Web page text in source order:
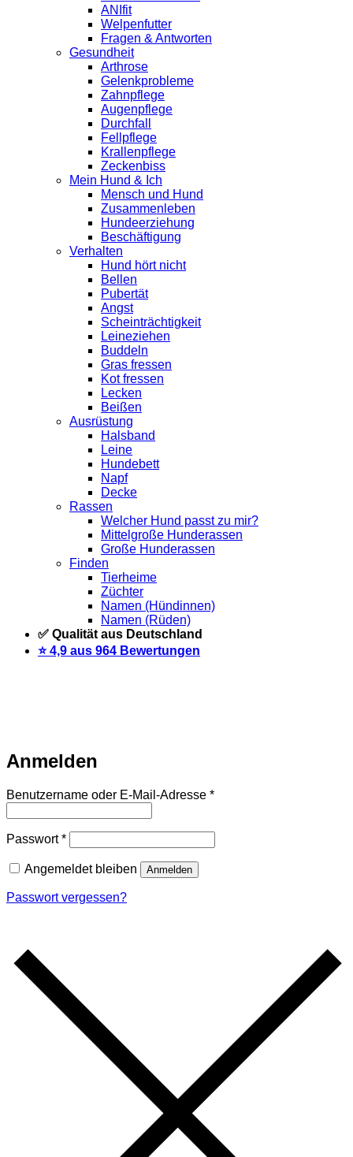
ANIfit
Welpenfutter
Fragen & Antworten
Gesundheit
Arthrose
Gelenkprobleme
Zahnpflege
Augenpflege
Durchfall
Fellpflege
Krallenpflege
Zeckenbiss
Mein Hund & Ich
Mensch und Hund
Zusammenleben
Hundeerziehung
Beschäftigung
Verhalten
Hund hört nicht
Bellen
Pubertät
Angst
Scheinträchtigkeit
Leineziehen
Buddeln
Gras fressen
Kot fressen
Lecken
Beißen
Ausrüstung
Halsband
Leine
Hundebett
Napf
Decke
Rassen
Welcher Hund passt zu mir?
Mittelgroße Hunderassen
Große Hunderassen
Finden
Tierheime
Züchter
Namen (Hündinnen)
Namen (Rüden)
✅ Qualität aus Deutschland
⭐️ 4,9 aus 964 Bewertungen
Anmelden
Benutzername oder E-Mail-Adresse *Erforderlich
Passwort*Erforderlich
Angemeldet bleiben Anmelden
Passwort vergessen?